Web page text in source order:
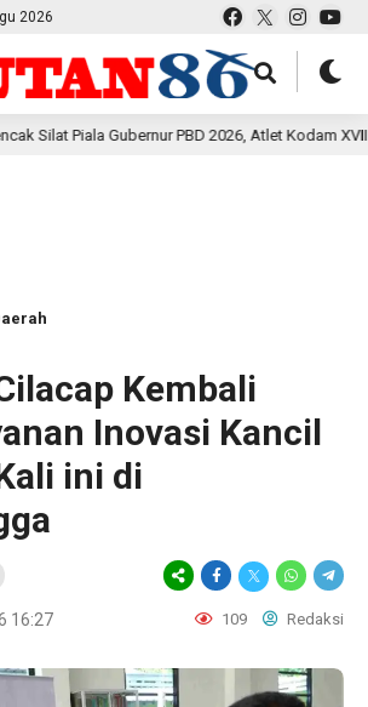
2026
Gubernur PBD 2026, Atlet Kodam XVIII Kasuari
Kembali
Inovasi Kancil
ini di
16:27 109 Redaksi